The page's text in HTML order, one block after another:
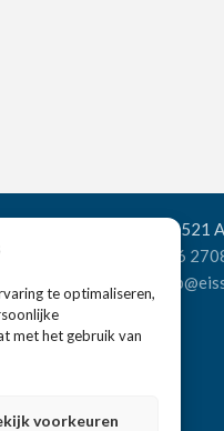
te optimaliseren,
met het gebruik van
voorkeuren
Wandelweg 198, 1521
+31 6